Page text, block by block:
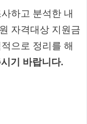
하고 분석한 내
자격대상 지원금
으로 정리를 해
기 바랍니다.